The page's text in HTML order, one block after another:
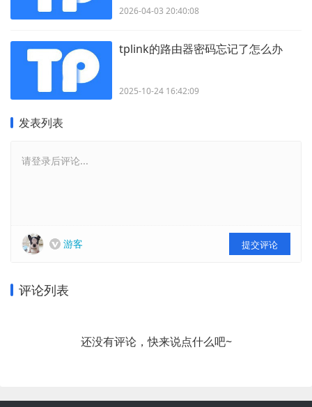
2026-04-03 20:40:08
tplink的路由器密码忘记了怎么办
2025-10-24 16:42:09
发表列表
请登录后评论...
游客 提交评论
评论列表
还没有评论，快来说点什么吧~